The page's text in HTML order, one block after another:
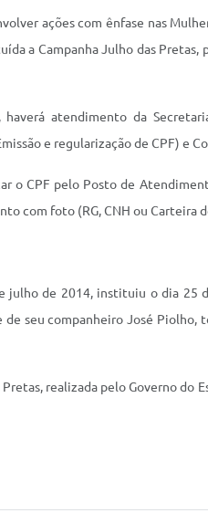
ações com ênfase nas
a Campanha Julho das
atendimento da
e regularização de CPF) e
o CPF pelo Posto de
com foto (RG, CNH ou Carteira
julho de 2014, instituiu o dia
seu companheiro José
Pretas, realizada pelo Governo